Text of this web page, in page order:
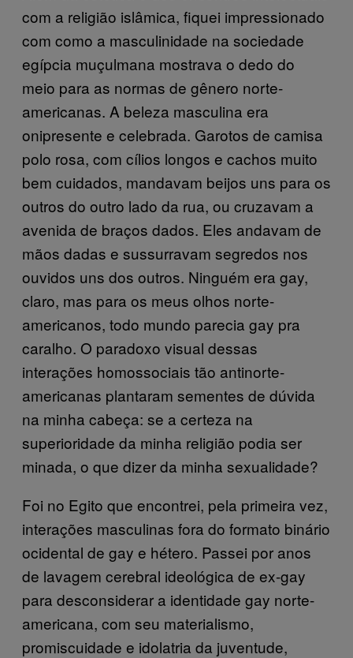
com a religião islâmica, fiquei impressionado
com como a masculinidade na sociedade
egípcia muçulmana mostrava o dedo do
meio para as normas de gênero norte-
americanas. A beleza masculina era
onipresente e celebrada. Garotos de camisa
polo rosa, com cílios longos e cachos muito
bem cuidados, mandavam beijos uns para os
outros do outro lado da rua, ou cruzavam a
avenida de braços dados. Eles andavam de
mãos dadas e sussurravam segredos nos
ouvidos uns dos outros. Ninguém era gay,
claro, mas para os meus olhos norte-
americanos, todo mundo parecia gay pra
caralho. O paradoxo visual dessas
interações homossociais tão antinorte-
americanas plantaram sementes de dúvida
na minha cabeça: se a certeza na
superioridade da minha religião podia ser
minada, o que dizer da minha sexualidade?
Foi no Egito que encontrei, pela primeira vez,
interações masculinas fora do formato binário
ocidental de gay e hétero. Passei por anos
de lavagem cerebral ideológica de ex-gay
para desconsiderar a identidade gay norte-
americana, com seu materialismo,
promiscuidade e idolatria da juventude,